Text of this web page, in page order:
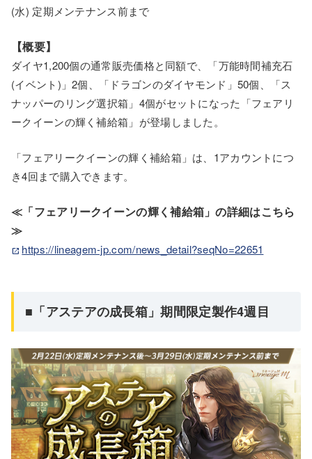
(水) 定期メンテナンス前まで
【概要】
ダイヤ1,200個の通常販売価格と同額で、「万能時間補充石
(イベント)」2個、「ドラゴンのダイヤモンド」50個、「ス
ナッパーのリング選択箱」4個がセットになった「フェアリ
ークイーンの輝く補給箱」が登場しました。
「フェアリークイーンの輝く補給箱」は、1アカウントにつ
き4回まで購入できます。
≪「フェアリークイーンの輝く補給箱」の詳細はこちら
≫
https://lineagem-jp.com/news_detail?seqNo=22651
■「アステアの成長箱」期間限定製作4週目